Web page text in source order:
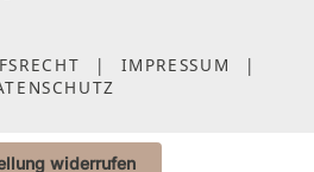
| IMPRESSUM
|
widerrufen